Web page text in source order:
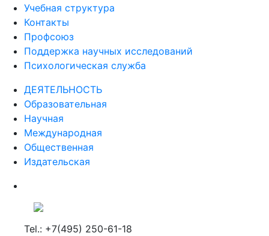
Учебная структура
Контакты
Профсоюз
Поддержка научных исследований
Психологическая служба
ДЕЯТЕЛЬНОСТЬ
Образовательная
Научная
Международная
Общественная
Издательская
Tel.: +7(495) 250-61-18